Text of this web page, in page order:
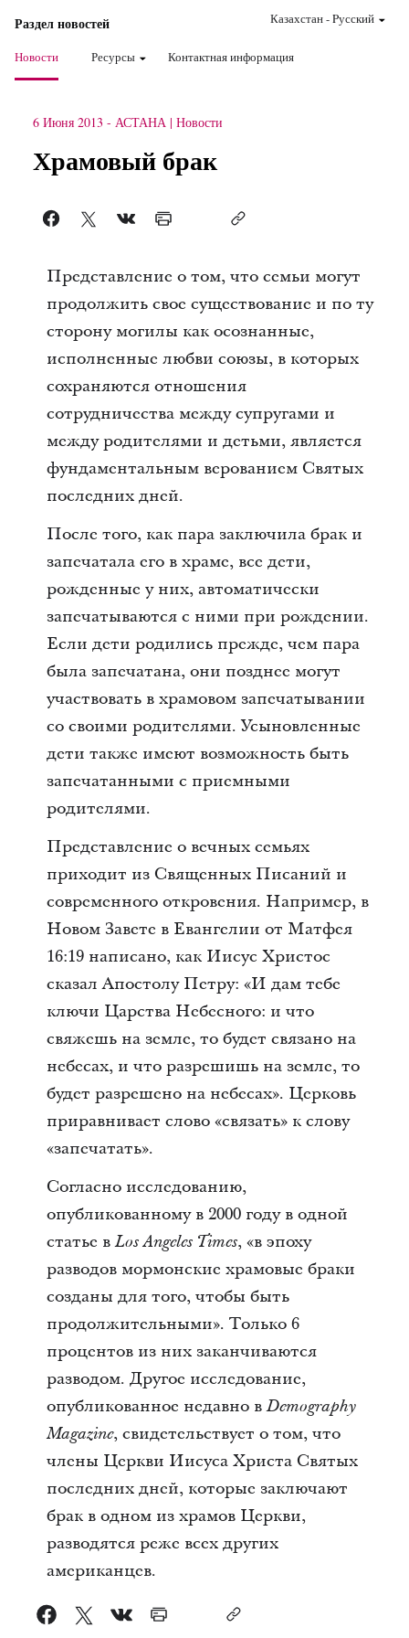
Раздел новостей
Новости Ресурсы Контактная информация
Казахстан-Pусский
6 Июня 2013 - АСТАНА Новости
Храмовый брак
Представление о том, что семьи могут
продолжить свое существование и по ту
сторону могилы как осознанные,
исполненные любви союзы, в которых
сохраняются отношения
сотрудничества между супругами и
между родителями и детьми, является
фундаментальным верованием Святых
последних дней.
После того, как пара заключила брак и
запечатала его в храме, все дети,
рожденные у них, автоматически
запечатываются с ними при рождении.
Если дети родились прежде, чем пара
была запечатана, они позднее могут
участвовать в храмовом запечатывании
со своими родителями. Усыновленные
дети также имеют возможность быть
запечатанными с приемными
родителями.
Представление о вечных семьях
приходит из Священных Писаний и
современного откровения. Например, в
Новом Завете в Евангелии от Матфея
16:19 написано, как Иисус Христос
сказал Апостолу Петру: «И дам тебе
ключи Царства Небесного: и что
свяжешь на земле, то будет связано на
небесах, и что разрешишь на земле, то
будет разрешено на небесах». Церковь
приравнивает слово «связать» к слову
«запечатать».
Согласно исследованию,
опубликованному в 2000 году в одной
статье вLos Angeles Times, «в эпоху
разводов мормонские храмовые браки
созданы для того, чтобы быть
продолжительными». Только 6
процентов из них заканчиваются
разводом. Другое исследование,
опубликованное недавно вDemography
Magazine, свидетельствует о том, что
члены Церкви Иисуса Христа Святых
последних дней, которые заключают
брак в одном из храмов Церкви,
разводятся реже всех других
американцев.